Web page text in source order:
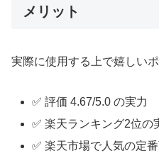
メリット
実際に使用する上で嬉しい
✅ 評価 4.67/5.0 の実力
✅ 楽天ランキング2位の
✅ 楽天市場で人気の定